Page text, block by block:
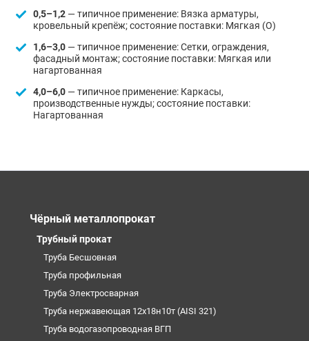
0,5–1,2— типичное применение: Вязка арматуры,
кровельный крепёж; состояние поставки: Мягкая (О)
1,6–3,0— типичное применение: Сетки, ограждения,
фасадный монтаж; состояние поставки: Мягкая или
нагартованная
4,0–6,0— типичное применение: Каркасы,
производственные нужды; состояние поставки:
Нагартованная
Чёрный металлопрокат
Трубный прокат
Труба Бесшовная
Труба профильная
Труба Электросварная
Труба нержавеющая 12х18н10т (AISI 321)
Труба водогазопроводная ВГП